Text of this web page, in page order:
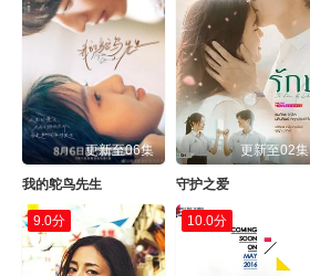
更新至06集
我的鸵鸟先生
更新至02集
守护之爱
9.0分 10.0分